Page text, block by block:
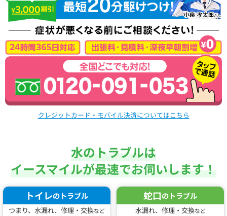
クレジットカード・モバイル決済についてはこちら
水のトラブルは
イースマイルが最速でお伺いします！
トイレのトラブル
つまり、水漏れ、修理・交換など
蛇口のトラブル
水漏れ、修理・交換など